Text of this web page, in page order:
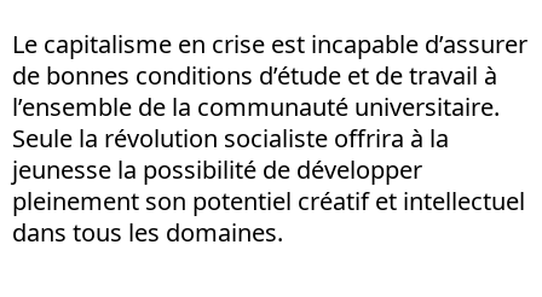
Le capitalisme en crise est incapable d’assurer
de bonnes conditions d’étude et de travail à
l’ensemble de la communauté universitaire.
Seule la révolution socialiste offrira à la
jeunesse la possibilité de développer
pleinement son potentiel créatif et intellectuel
dans tous les domaines.